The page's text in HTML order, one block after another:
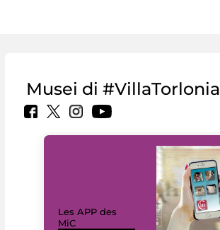
Musei di #VillaTorlonia
Les APP des
MiC